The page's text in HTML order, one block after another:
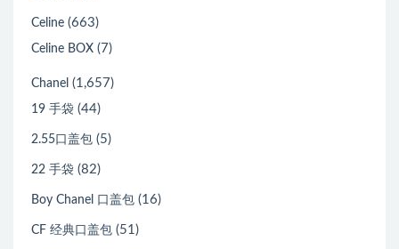
Celine (663)
Celine BOX (7)
Chanel (1,657)
19 手袋 (44)
2.55口盖包 (5)
22 手袋 (82)
Boy Chanel 口盖包 (16)
CF 经典口盖包 (51)